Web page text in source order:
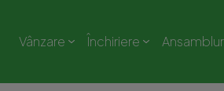
Vânzare Închiriere